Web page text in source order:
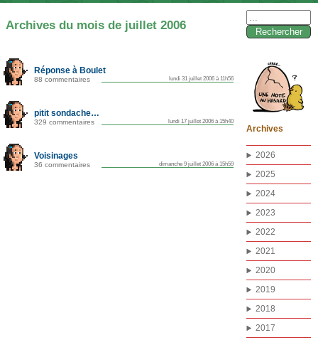
Archives du mois de juillet 2006
Réponse à Boulet
88 commentaires lundi 31 juillet 2006 à 11h56
pitit sondache…
329 commentaires lundi 17 juillet 2006 à 15h40
Voisinages
36 commentaires dimanche 9 juillet 2006 à 15h59
Archives
2026
2025
2024
2023
2022
2021
2020
2019
2018
2017